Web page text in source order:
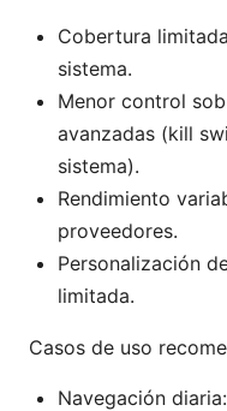
Cobertura
sistema.
Menor control
avanzadas (kill
sistema).
Rendimiento
proveedores.
Personalización
limitada.
Casos de uso
Navegación